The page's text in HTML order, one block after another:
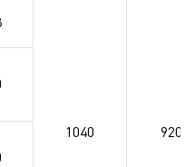
1040 920